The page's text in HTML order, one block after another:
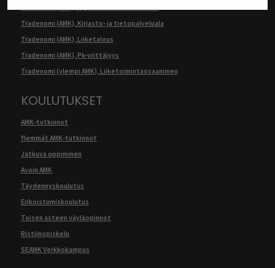
Tradenomi (AMK), Kirjasto- ja tietopalveluala
Tradenomi (AMK), Liiketalous
Tradenomi (AMK), Pk-yrittäjyys
Tradenomi (ylempi AMK), Liiketoimintaosaaminen
KOULUTUKSET
AMK-tutkinnot
Ylemmät AMK-tutkinnot
Jatkuva oppiminen
Avoin AMK
Täydennyskoulutus
Erikoistumiskoulutus
Toisen asteen väyläopinnot
Ristiinopiskelu
SEAMK Verkkokampus